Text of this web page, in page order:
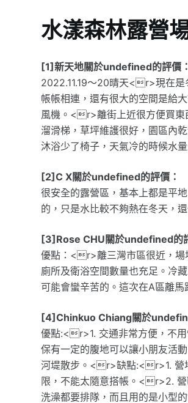
水漾森林露營
[1]新天地關於undefined的評價：
2022.11.19～20晴天<r>現在是
帳帳相連，還有很大的空間是給
風機。<r>離街上近很方便買
溜滑梯，草坪維護很好，園區內
沐浴少了椅子，天氣冷的時候水
[2]C X關於undefined的評價：
很安全的露營區，基本上都是平
的，只是水比較不夠熱在冬天，
[3]Rose CHU關於undefined的
優點：<r>離三灣市區很近，場
廁所及衛浴空間數量也充足。冷
可能會蠻辛苦的。這次在A區離
[4]Chinkuo Chiang關於
優點:<r>1. 交通非常方便，不
保有一定的腹地可以讓小朋友活
河堤散步。<r>缺點:<r>1. 營
限，不能太隨意搭帳。<r>2. 營
洗澡都要排隊，而且用的是小型